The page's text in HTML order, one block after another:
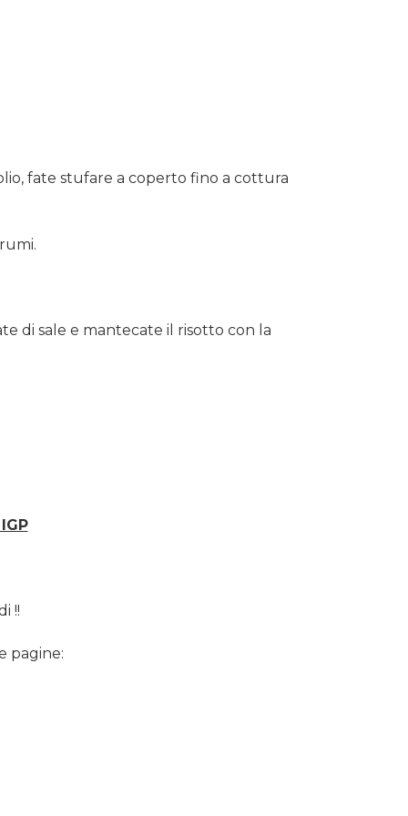
fate stufare a coperto fino a cottura
di sale e mantecate il risotto con la
!!
pagine: